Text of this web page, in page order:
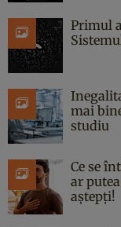
Primul
mai
studiu
Ce se
ar
aștepți!